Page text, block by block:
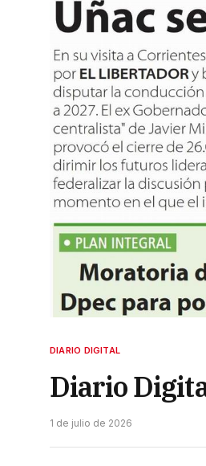
DIARIO DIGITAL
Diario
1 de julio de 2026